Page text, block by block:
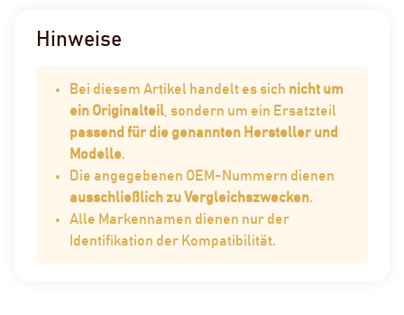
Hinweise
Bei diesem Artikel handelt es sich nicht um
ein Originalteil , sondern um ein Ersatzteil
passend für die genannten Hersteller und
Modelle.
Die angegebenen OEM-Nummern dienen
ausschließlich zu Vergleichszwecken.
Alle Markennamen dienen nur der
Identifikation der Kompatibilität.